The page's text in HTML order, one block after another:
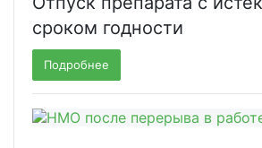
сроком годности
Подробнее